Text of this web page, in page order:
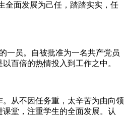
全面发展为己任，踏踏实实，任
一员。自被批准为一名共产党员
百倍的热情投入到工作之中。
从不因任务重，太辛苦为由向领
堂，注重学生的全面发展。认